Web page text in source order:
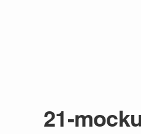
21-